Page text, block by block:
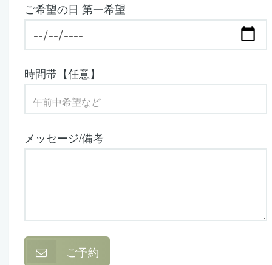
ご希望の日 第一希望
時間帯【任意】
メッセージ/備考
ご予約